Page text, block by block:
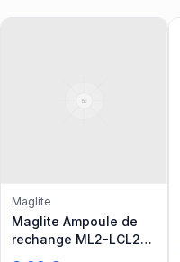
Maglite
Maglite Ampoule de
rechange ML2-LCL2